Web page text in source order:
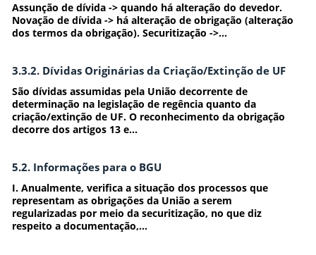
Assunção de dívida -> quando há alteração do devedor.
Novação de dívida -> há alteração de obrigação (alteração
dos termos da obrigação). Securitização ->...
3.3.2. Dívidas Originárias da Criação/Extinção de UF
São dívidas assumidas pela União decorrente de
determinação na legislação de regência quanto da
criação/extinção de UF. O reconhecimento da obrigação
decorre dos artigos 13 e...
5.2. Informações para o BGU
I. Anualmente, verifica a situação dos processos que
representam as obrigações da União a serem
regularizadas por meio da securitização, no que diz
respeito a documentação,...